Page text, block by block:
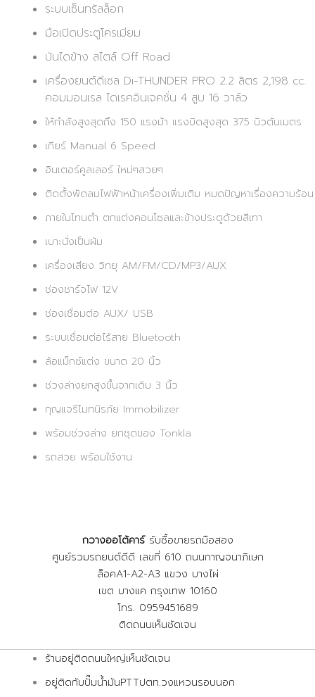
ระบบเซ็นทรัลล็อก
มือเปิดประตูโครเมียม
บันไดข้าง สไตล์ Off Road
เครื่องยนต์ดีเซล Di-THUNDER PRO 2.2 ลิตร 2,198 cc.
คอมมอนเรล ไดเรคอินเจคชั่น 4 สูบ 16 วาล์ว
ให้กำลังสูงสุดถึง 150 แรงม้า แรงบิดสูงสุด 375 นิวตันเมตร
เกียร์ Manual 6 Speed
อินเตอร์คูลเลอร์ ใหม่ๆสวยๆ
ติดตั้งพัดลมไฟฟ้าหน้าเครื่องเพิ่มเติม หมดปัญหาเรื่องความร้อน
ภายในโทนตำ ตกแต่งคอนโซลและข้างประตูด้วยสีเทา
เบาะนั่งเป็นผ้ม
เครื่องเสียง วิทยุ AM/FM/CD/MP3/AUX
ช่องชาร์จไฟ 12V
ช่องเชื่อมต่อ AUX/ USB
ระบบเชื่อมต่อไร้สาย Bluetooth
ล้อแม็กซ์แต่ง ขนาด 20 นิ้ว
ช่วงล่างยกสูงขึ้นจากเดิม 3 นิ้ว
กุญแจรีโมทนิรภัย Immobilizer
พร้อมช่วงล่าง ยกชุดของ Tonkla
รถสวย พร้อมใช้งาน
กวางออโต้คาร์รับซื้อขายรถมือสอง
ศูนย์รวมรถยนต์ดีดี เลขที่ 610 ถนนกาญจนาภิเษก
ล็อคA1-A2-A3 แขวง บางไผ่
เขต บางแค กรุงเทพ 10160
โทร. 0959451689
ติดถนนเห็นชัดเจน
ร้านอยู่ติดถนนใหญ่เห็นชัดเจน
อยู่ติดกับปั๊มน้ำมันPTTปตท.วงแหวนรอบนอก